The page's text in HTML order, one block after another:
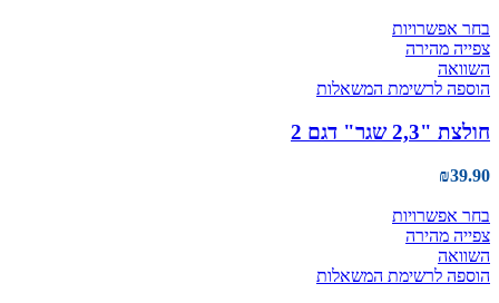
המוצר
בחר אפשרויותלמוצר
מספר
ניתן
המוצר
צפייה מהירה
השוואה
הוספה לרשימת המשאלות
חולצת "2,3 שגר" דגם 2
₪39.90
בחר אפשרויות
מספר
צפייה מהירה
השוואה
הוספה לרשימת המשאלות